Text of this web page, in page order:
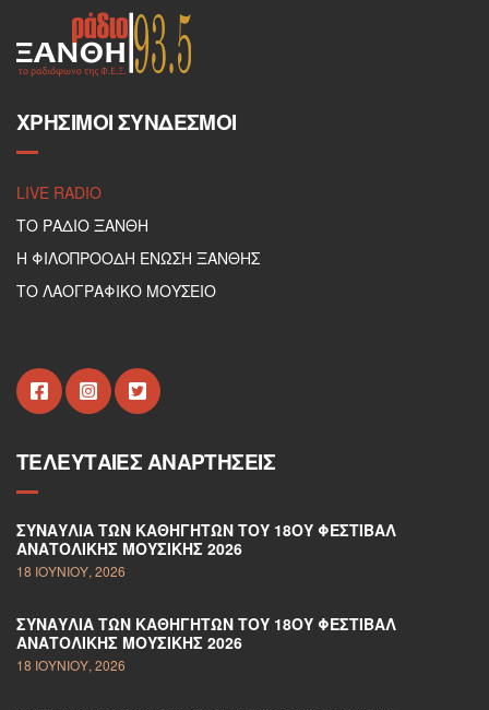
ΧΡΉΣΙΜΟΙ ΣΎΝΔΕΣΜΟΙ
LIVE RADIO
ΤΟ ΡΑΔΙΟ ΞΑΝΘΗ
Η ΦΙΛΟΠΡΟΟΔΗ ΕΝΩΣΗ ΞΑΝΘΗΣ
ΤΟ ΛΑΟΓΡΑΦΙΚΟ ΜΟΥΣΕΙΟ
ΤΕΛΕΥΤΑΊΕΣ ΑΝΑΡΤΉΣΕΙΣ
ΣΥΝΑΥΛΊΑ ΤΩΝ ΚΑΘΗΓΗΤΏΝ ΤΟΥ 18ΟΥ ΦΕΣΤΙΒΆΛ
ΑΝΑΤΟΛΙΚΉΣ ΜΟΥΣΙΚΉΣ 2026
18 ΙΟΥΝΊΟΥ, 2026
ΣΥΝΑΥΛΊΑ ΤΩΝ ΚΑΘΗΓΗΤΏΝ ΤΟΥ 18ΟΥ ΦΕΣΤΙΒΆΛ
ΑΝΑΤΟΛΙΚΉΣ ΜΟΥΣΙΚΉΣ 2026
18 ΙΟΥΝΊΟΥ, 2026